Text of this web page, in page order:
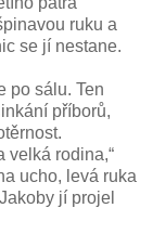
ruku a
se jí nestane.
po sálu. Ten
příborů,
velká rodina,“
ucho, levá ruka
jí projel